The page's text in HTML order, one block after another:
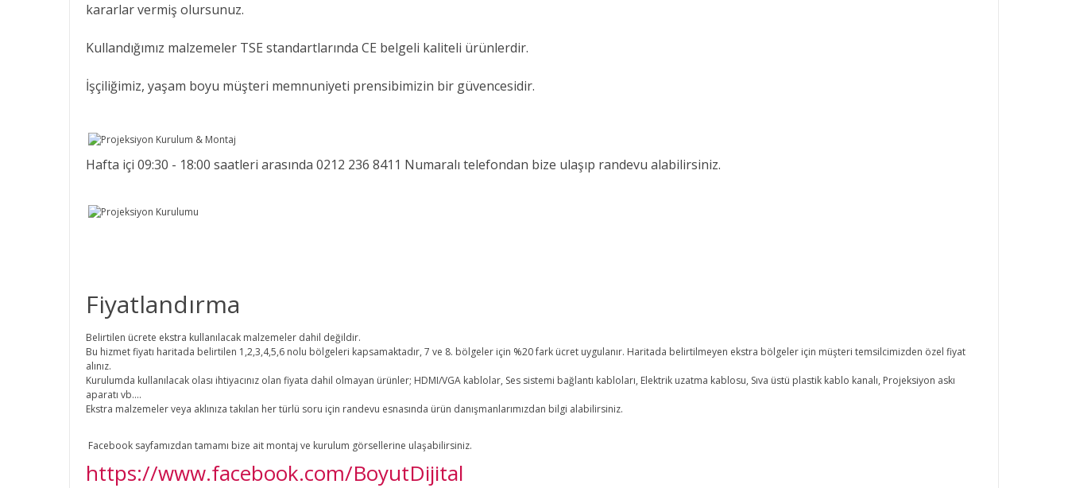
kararlar vermiş olursunuz.
Kullandığımız malzemeler TSE standartlarında CE belgeli kaliteli ürünlerdir.
İşçiliğimiz, yaşam boyu müşteri memnuniyeti prensibimizin bir güvencesidir.
Hafta içi 09:30 - 18:00 saatleri arasında 0212 236 8411 Numaralı telefondan bize ulaşıp randevu alabilirsiniz.
Fiyatlandırma
Belirtilen ücrete ekstra kullanılacak malzemeler dahil değildir.
Bu hizmet fiyatı haritada belirtilen 1,2,3,4,5,6 nolu bölgeleri kapsamaktadır, 7 ve 8. bölgeler için %20 fark ücret uygulanır. Haritada belirtilmeyen ekstra bölgeler için müşteri temsilcimizden özel fiyat
alınız.
Kurulumda kullanılacak olası ihtiyacınız olan fiyata dahil olmayan ürünler; HDMI/VGA kablolar, Ses sistemi bağlantı kabloları, Elektrik uzatma kablosu, Sıva üstü plastik kablo kanalı, Projeksiyon askı
aparatı vb....
Ekstra malzemeler veya aklınıza takılan her türlü soru için randevu esnasında ürün danışmanlarımızdan bilgi alabilirsiniz.
Facebook sayfamızdan tamamı bize ait montaj ve kurulum görsellerine ulaşabilirsiniz.
https://www.facebook.com/BoyutDijital